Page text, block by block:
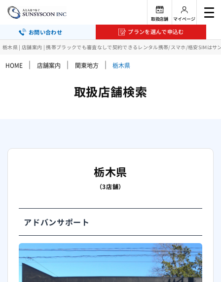
栃木県 | 店舗案内 | 携帯ブラックでも審査なしで契約できるレンタル携帯/スマホ/格安SIMはサ
お問い合わせ プランを選んで申込む
取扱店舗 マイページ
HOME ｜ 店舗案内 ｜ 関東地方 ｜ 栃木県
取扱店舗検索
栃木県
（3店舗）
アドバンサポート